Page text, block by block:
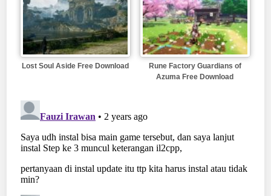
Lost Soul Aside Free Download
Rune Factory Guardians of
Azuma Free Download